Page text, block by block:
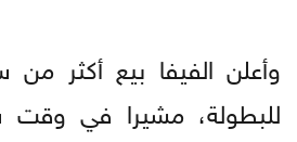
وأعلن الفيفا بيع أكثر من
للبطولة، مشيرا في وقت